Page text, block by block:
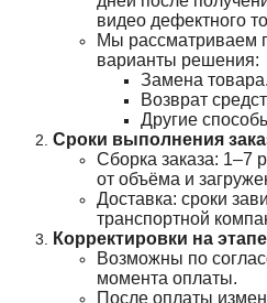
видео дефектного
Мы рассматриваем
варианты решения:
Замена товара.
Возврат
Другие
Сроки выполнения
Сборка заказа: 1–7
от объёма и
Доставка: сроки
транспортной
Корректировки на
Возможны по
момента оплаты.
После оплаты